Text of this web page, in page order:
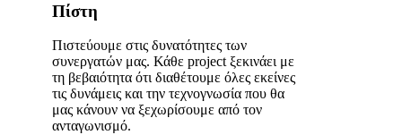
Πίστη
Πιστεύουμε στις δυνατότητες των
συνεργατών μας. Κάθε project ξεκινάει με
τη βεβαιότητα ότι διαθέτουμε όλες εκείνες
τις δυνάμεις και την τεχνογνωσία που θα
μας κάνουν να ξεχωρίσουμε από τον
ανταγωνισμό.